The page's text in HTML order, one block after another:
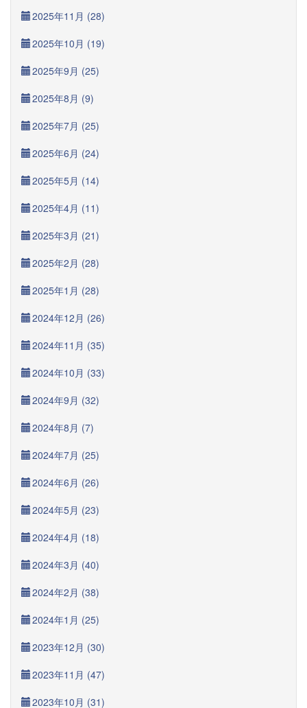
2025年11月 (28)
2025年10月 (19)
2025年9月 (25)
2025年8月 (9)
2025年7月 (25)
2025年6月 (24)
2025年5月 (14)
2025年4月 (11)
2025年3月 (21)
2025年2月 (28)
2025年1月 (28)
2024年12月 (26)
2024年11月 (35)
2024年10月 (33)
2024年9月 (32)
2024年8月 (7)
2024年7月 (25)
2024年6月 (26)
2024年5月 (23)
2024年4月 (18)
2024年3月 (40)
2024年2月 (38)
2024年1月 (25)
2023年12月 (30)
2023年11月 (47)
2023年10月 (31)